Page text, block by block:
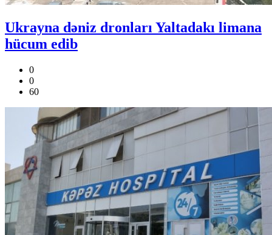
Ukrayna dəniz dronları Yaltadakı limana
hücum edib
0
0
60